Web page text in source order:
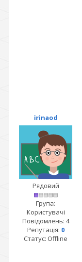
irinaod
Рядовий
Група:
Користувачі
Повідомлень: 4
Репутація: 0
Статус: Offline